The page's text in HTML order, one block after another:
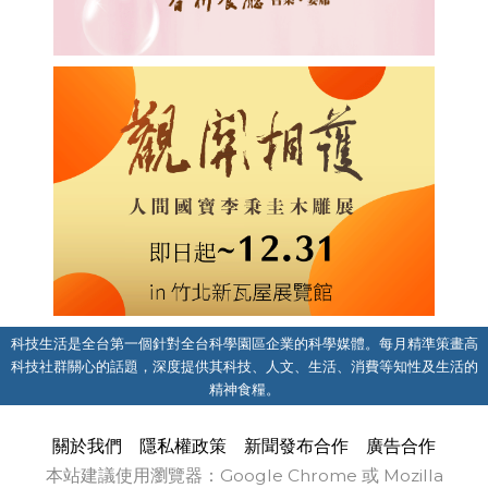
科技生活是全台第一個針對全台科學園區企業的科學媒體。每月精準策畫高
科技社群關心的話題，深度提供其科技、人文、生活、消費等知性及生活的
精神食糧。
關於我們 隱私權政策 新聞發布合作
廣告合作
本站建議使用瀏覽器：Google Chrome 或 Mozilla